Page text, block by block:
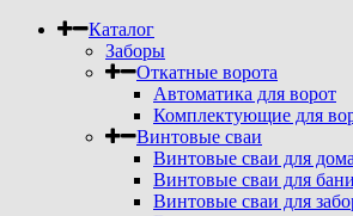
Каталог
Заборы
Откатные ворота
Автоматика для ворот
Комплектующие для
Винтовые сваи
Винтовые сваи для дома
Винтовые сваи для бани
Винтовые сваи для